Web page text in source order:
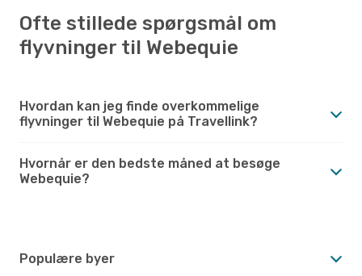
Ofte stillede spørgsmål om
flyvninger til Webequie
Hvordan kan jeg finde overkommelige
flyvninger til Webequie på Travellink?
Hvornår er den bedste måned at besøge
Webequie?
Populære byer